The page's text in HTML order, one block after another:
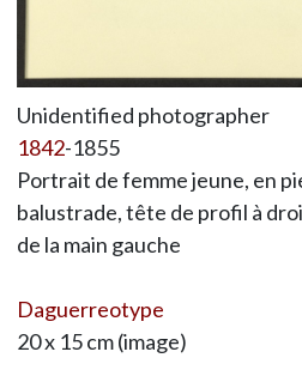
Unidentified photographer
1842-1855
Portrait de femme jeune, en
balustrade, tête de profil à
de la main gauche
Daguerreotype
20 x 15 cm (image)